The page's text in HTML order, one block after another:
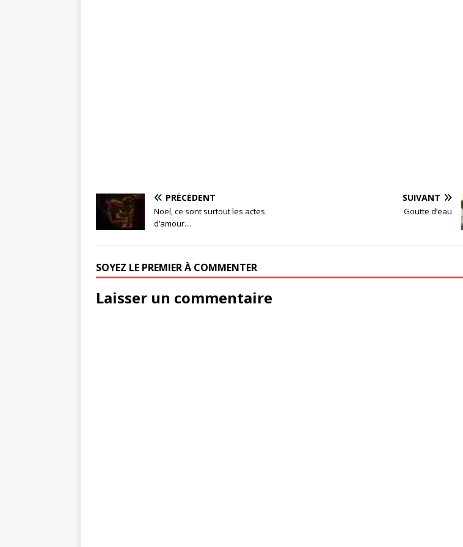
PRÉCÉDENT
Noël, ce sont surtout les actes
d’amour…
SUIVANT
Goutte d’eau
SOYEZ LE PREMIER À COMMENTER
Laisser un commentaire